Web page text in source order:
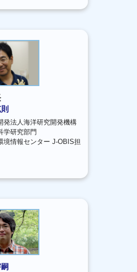
発法人海洋研究開発機構
学研究部門
境情報センター J-OBIS担